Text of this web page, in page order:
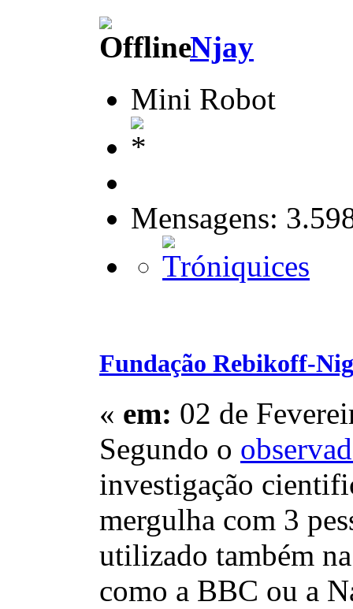
Njay
Mini Robot
Mensagens:
Fundação Rebikoff-
« em: 02 de
Segundo o
investigação
mergulha com 3
utilizado também
como a BBC ou a